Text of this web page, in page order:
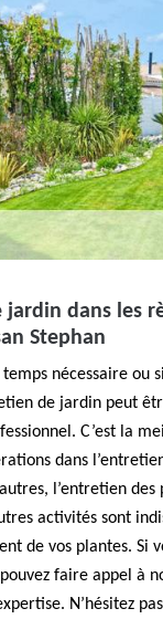
dans les
Stephan
temps nécessaire ou
de jardin peut
C’est la
dans
l’entretien des
activités sont
de vos plantes. Si
faire appel à
N’hésitez